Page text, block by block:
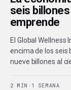
seis
emprende
El Global
encima de los seis
nueve billones al
2 MIN · 1 SEMANA